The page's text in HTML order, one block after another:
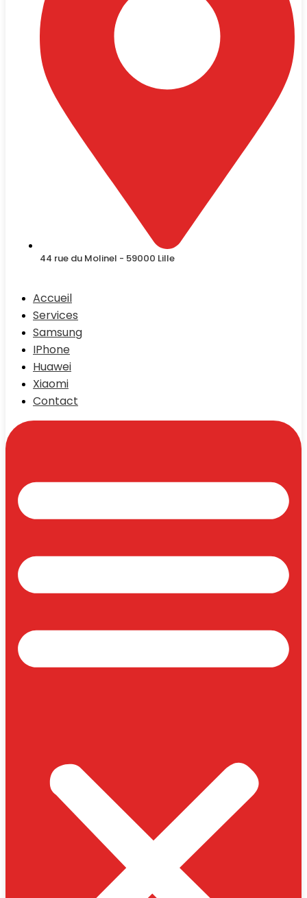
44 rue du Molinel - 59000 Lille
Accueil
Services
Samsung
IPhone
Huawei
Xiaomi
Contact